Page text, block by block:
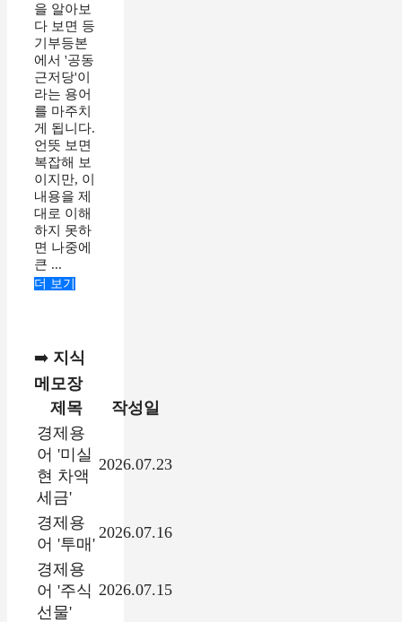
을 알아보
다 보면 등
기부등본
에서 '공동
근저당'이
라는 용어
를 마주치
게 됩니다.
언뜻 보면
복잡해 보
이지만, 이
내용을 제
대로 이해
하지 못하
면 나중에
큰 ...
더 보기
➡️ 지식
메모장
제목
작성일
경제용
어 '미실
현 차액
세금'
2026.07.23
경제용
어 '투매'
2026.07.16
경제용
어 '주식
선물'
2026.07.15